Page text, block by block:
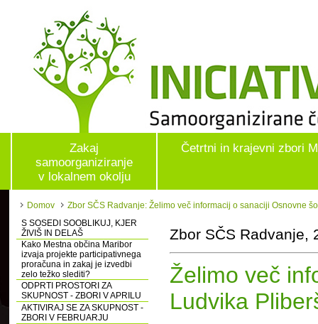
Zakaj
samoorganiziranje
v lokalnem okolju
Četrtni in krajevni zbori
Domov
Zbor SČS Radvanje: Želimo več informacij o sanaciji Osnovne
S SOSEDI SOOBLIKUJ, KJER
ŽIVIŠ IN DELAŠ
Kako Mestna občina Maribor
izvaja projekte participativnega
proračuna in zakaj je izvedbi
zelo težko slediti?
ODPRTI PROSTORI ZA
SKUPNOST - ZBORI V APRILU
AKTIVIRAJ SE ZA SKUPNOST -
ZBORI V FEBRUARJU
Zbor SČS Radvanje,
Želimo več
Ludvika